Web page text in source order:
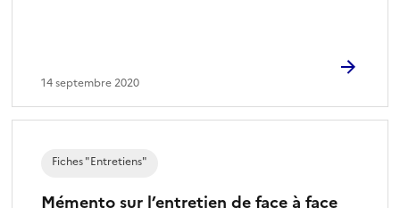
14 septembre 2020
Mémento sur l’entretien de face à face
Fiches "Entretiens"